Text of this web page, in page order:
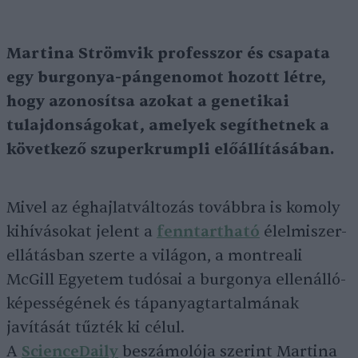
Martina Strömvik professzor és csapata
egy burgonya-pángenomot hozott létre,
hogy azonosítsa azokat a genetikai
tulajdonságokat, amelyek segíthetnek a
következő szuperkrumpli előállításában.
Mivel az éghajlatváltozás továbbra is komoly
kihívásokat jelent a fenntartható élelmiszer-
ellátásban szerte a világon, a montreali
McGill Egyetem tudósai a burgonya ellenálló-
képességének és tápanyagtartalmának
javítását tűzték ki célul.
A ScienceDaily beszámolója szerint Martina